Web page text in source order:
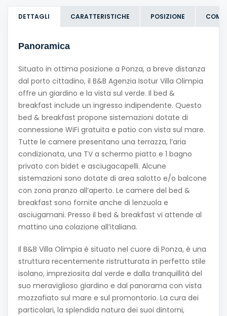
DETTAGLI CARATTERISTICHE POSIZIONE COME
Panoramica
Situato in ottima posizione a Ponza, a breve distanza
dal porto cittadino, il B&B Agenzia Isotur Villa Olimpia
offre un giardino e la vista sul verde. Il bed &
breakfast include un ingresso indipendente. Questo
bed & breakfast propone sistemazioni dotate di
connessione WiFi gratuita e patio con vista sul mare.
Tutte le camere presentano una terrazza, l’aria
condizionata, una TV a schermo piatto e 1 bagno
privato con bidet e asciugacapelli. Alcune
sistemazioni sono dotate di area salotto e/o balcone
con zona pranzo all’aperto. Le camere del bed &
breakfast sono fornite anche di lenzuola e
asciugamani. Presso il bed & breakfast vi attende al
mattino una colazione all’italiana.
Il B&B Villa Olimpia è situato nel cuore di Ponza, è una
struttura recentemente ristrutturata in perfetto stile
isolano, impreziosita dal verde e dalla tranquillità del
suo meraviglioso giardino e dal panorama con vista
mozzafiato sul mare e sul promontorio. La cura dei
particolari, la splendida natura dei suoi dintorni,